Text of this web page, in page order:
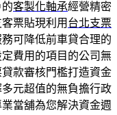
客製化軸承經營精密
票貼現利用 台北支票
可降低前車貸合理的
費用的項目的公司無
款審核門檻打造資金
元超值的無負擔行政
業當舖為您解決資金週